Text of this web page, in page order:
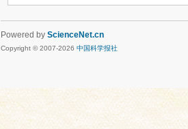
Powered by ScienceNet.cn
Copyright © 2007-2026 中国科学报社